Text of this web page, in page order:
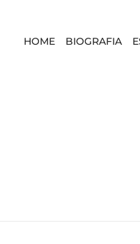
HOME BIOGRAFIA